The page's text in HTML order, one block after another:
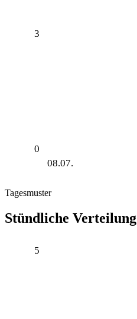
0
3
08.07.
Tagesmuster
Stündliche Verteilung
5